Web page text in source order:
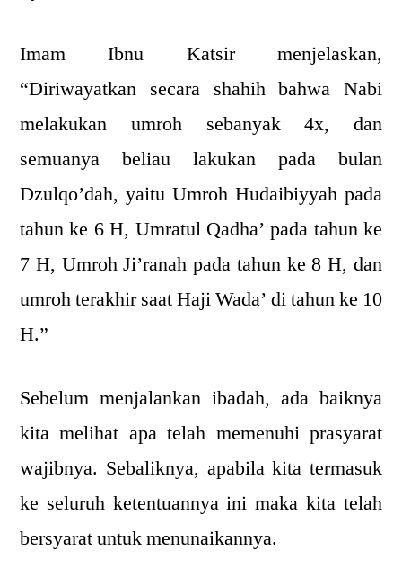
Imam Ibnu Katsir menjelaskan,
“Diriwayatkan secara shahih bahwa Nabi
melakukan umroh sebanyak 4x, dan
semuanya beliau lakukan pada bulan
Dzulqo’dah, yaitu Umroh Hudaibiyyah pada
tahun ke 6 H, Umratul Qadha’ pada tahun ke
7 H, Umroh Ji’ranah pada tahun ke 8 H, dan
umroh terakhir saat Haji Wada’ di tahun ke 10
H.”
Sebelum menjalankan ibadah, ada baiknya
kita melihat apa telah memenuhi prasyarat
wajibnya. Sebaliknya, apabila kita termasuk
ke seluruh ketentuannya ini maka kita telah
bersyarat untuk menunaikannya.